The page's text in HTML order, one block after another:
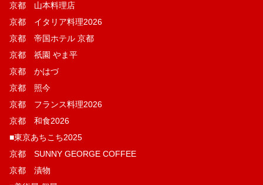
京都 山本料理店
京都 イタリア料理2026
京都 帝国ホテル 京都
京都 祇園 やま平
京都 かはづ
京都 照今
京都 フランス料理2026
京都 和食2026
■東京あちこち2025
京都 SUNNY GEORGE COFFEE
京都 漬物